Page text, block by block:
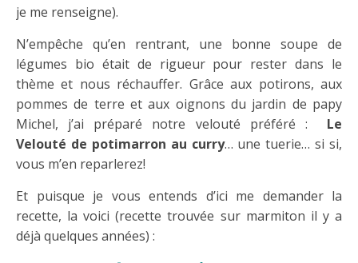
je me renseigne).
N’empêche qu’en rentrant, une bonne soupe de
légumes bio était de rigueur pour rester dans le
thème et nous réchauffer. Grâce aux potirons, aux
pommes de terre et aux oignons du jardin de papy
Michel, j’ai préparé notre velouté préféré : Le
Velouté de potimarron au curry… une tuerie… si si,
vous m’en reparlerez!
Et puisque je vous entends d’ici me demander la
recette, la voici (recette trouvée sur marmiton il y a
déjà quelques années) :